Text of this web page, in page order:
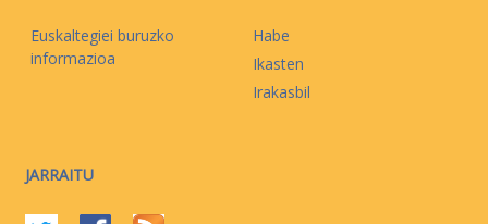
Euskaltegiei buruzko
informazioa
Habe
Ikasten
Irakasbil
JARRAITU